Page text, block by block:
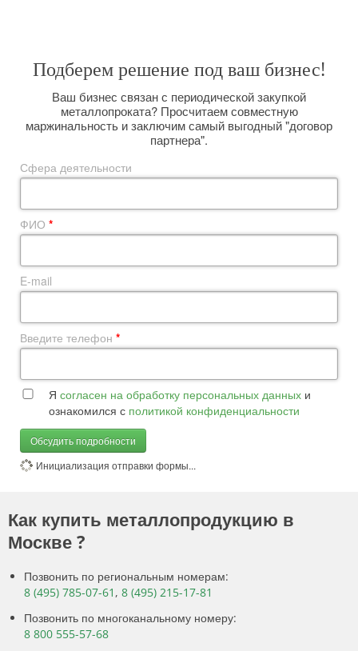
Подберем решение под ваш бизнес!
Ваш бизнес связан с периодической закупкой
металлопроката? Просчитаем совместную
маржинальность и заключим самый выгодный "договор
партнера".
Сфера деятельности
ФИО *
E-mail
Введите телефон *
Я согласен на обработку персональных данных и
ознакомился с политикой конфиденциальности
Обсудить подробности
Инициализация отправки формы...
Как купить металлопродукцию в
Москве ?
Позвонить по региональным номерам:
8 (495) 785-07-61 , 8 (495) 215-17-81
Позвонить по многоканальному номеру:
8 800 555-57-68